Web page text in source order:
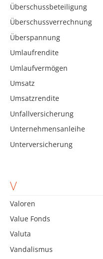
Überschussbeteiligung
Überschussverrechnung
Überspannung
Umlaufrendite
Umlaufvermögen
Umsatz
Umsatzrendite
Unfallversicherung
Unternehmensanleihe
Unterversicherung
V
Valoren
Value Fonds
Valuta
Vandalismus